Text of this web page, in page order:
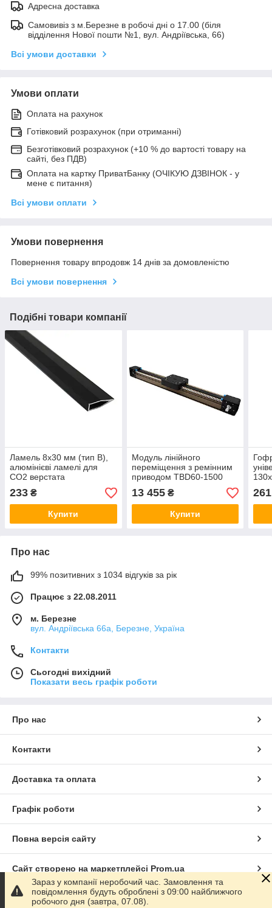
Адресна доставка
Самовивіз з м.Березне в робочі дні о 17.00 (біля
відділення Нової пошти №1, вул. Андріївська, 66)
Всі умови доставки
Умови оплати
Оплата на рахунок
Готівковий розрахунок (при отриманні)
Безготівковий розрахунок (+10 % до вартості товару на
сайті, без ПДВ)
Оплата на картку ПриватБанку (ОЧІКУЮ ДЗВІНОК - у
мене є питання)
Всі умови оплати
Умови повернення
Повернення товару впродовж 14 днів за домовленістю
Всі умови повернення
Подібні товари компанії
Ламель 8х30 мм (тип В),
алюмінієві ламелі для
CO2 верстата
233 ₴
Купити
Модуль лінійного
переміщення з ремінним
приводом TBD60-1500
13 455₴
Купити
261
Про нас
99% позитивних з 1034 відгуків за рік
Працює з 22.08.2011
м. Березне
вул. Андріївська 66а, Березне, Україна
Контакти
Сьогодні вихідний
Показати весь графік роботи
Про нас
Контакти
Доставка та оплата
Графік роботи
Повна версія сайту
Сайт створено на маркетплейсі Prom.ua
Політика конфіденційності
Зараз у компанії неробочий час. Замовлення та
повідомлення будуть оброблені з 09:00 найближчого
робочого дня (завтра, 07.08).